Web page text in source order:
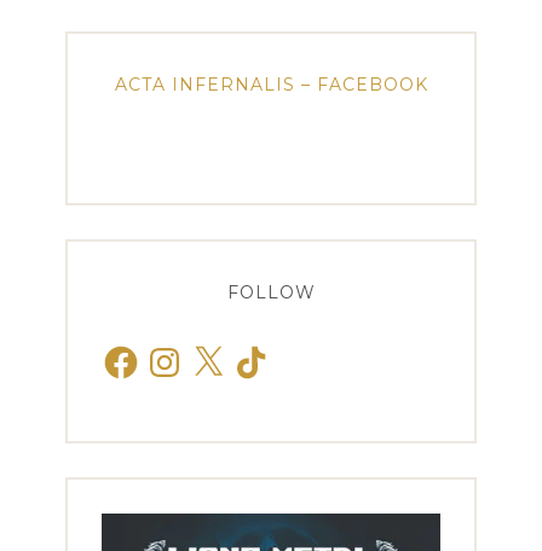
ACTA INFERNALIS – FACEBOOK
FOLLOW
FacebookInstagram
X TikTok